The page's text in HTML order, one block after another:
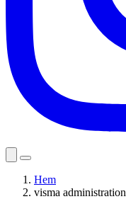
Hem
visma administration